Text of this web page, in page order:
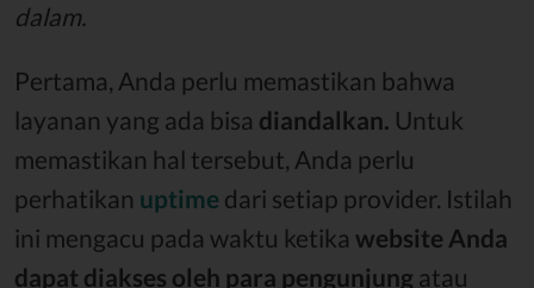
dalam.
Pertama, Anda perlu memastikan bahwa
layanan yang ada bisa diandalkan. Untuk
memastikan hal tersebut, Anda perlu
perhatikan uptime dari setiap provider. Istilah
ini mengacu pada waktu ketika website Anda
dapat diakses oleh para pengunjung atau